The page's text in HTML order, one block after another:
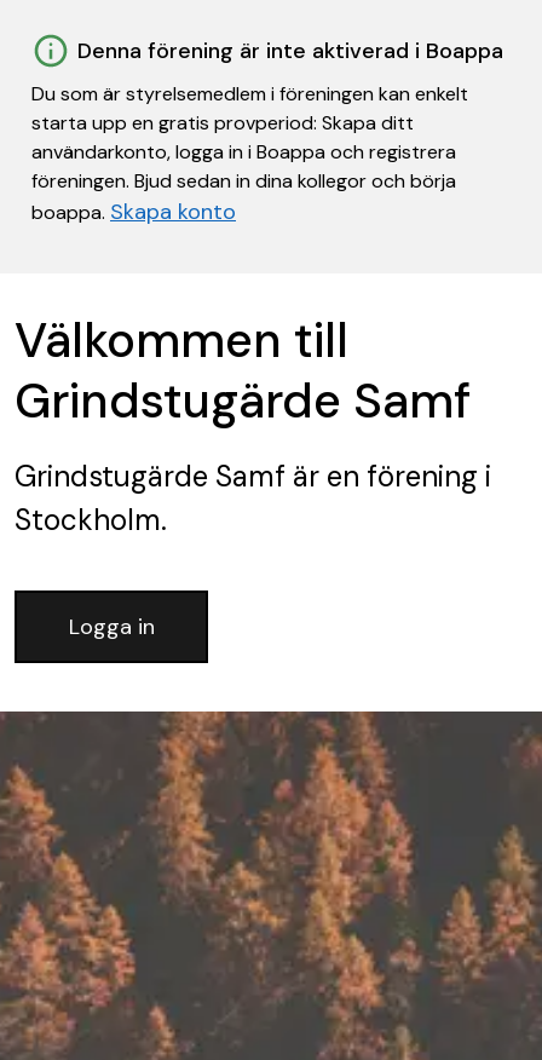
Denna förening är inte aktiverad i Boappa
Du som är styrelsemedlem i föreningen kan enkelt
starta upp en gratis provperiod: Skapa ditt
användarkonto, logga in i Boappa och registrera
föreningen. Bjud sedan in dina kollegor och börja
boappa. Skapa konto
Välkommen till
Grindstugärde Samf
Grindstugärde Samf är en förening i
Stockholm.
Logga in